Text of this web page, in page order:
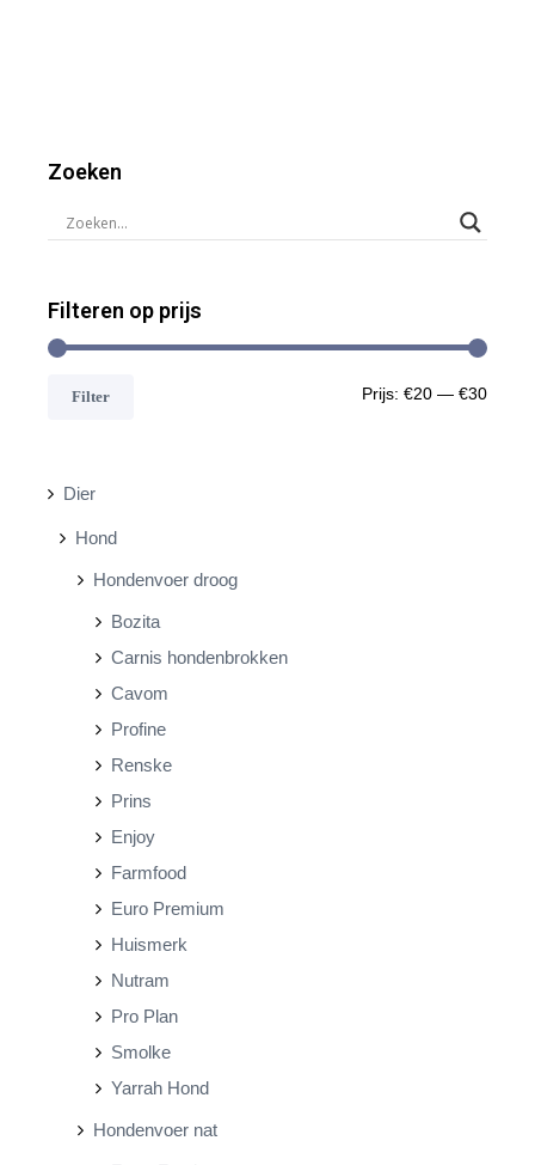
Zoeken
Filteren op prijs
MM
Filter Prijs: €20 — €30
Dier
Hond
Hondenvoer droog
Bozita
Carnis hondenbrokken
Cavom
Profine
Renske
Prins
Enjoy
Farmfood
Euro Premium
Huismerk
Nutram
Pro Plan
Smolke
Yarrah Hond
Hondenvoer nat